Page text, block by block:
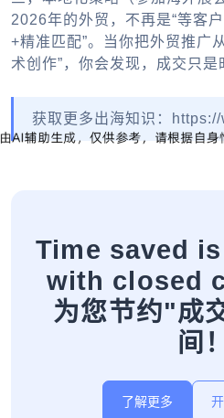
2026年的外贸，不再是“等客
+精准匹配”。当你把外贸推广
术创作”，你会发现，成交只是
获取更多出海知识：
Time saved
with closed
为您节约"成
间！
了解更多